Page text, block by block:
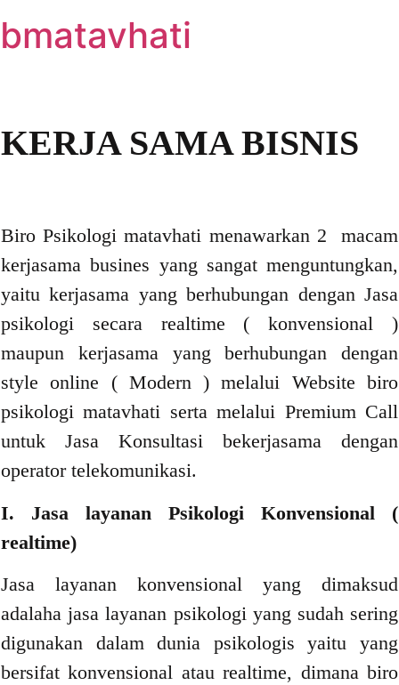
bmatavhati
KERJA SAMA BISNIS
Biro Psikologi matavhati menawarkan 2 macam
kerjasama busines yang sangat menguntungkan,
yaitu kerjasama yang berhubungan dengan Jasa
psikologi secara realtime ( konvensional )
maupun kerjasama yang berhubungan dengan
style online ( Modern ) melalui Website biro
psikologi matavhati serta melalui Premium Call
untuk Jasa Konsultasi bekerjasama dengan
operator telekomunikasi.
I. Jasa layanan Psikologi Konvensional (
realtime)
Jasa layanan konvensional yang dimaksud
adalaha jasa layanan psikologi yang sudah sering
digunakan dalam dunia psikologis yaitu yang
bersifat konvensional atau realtime, dimana biro